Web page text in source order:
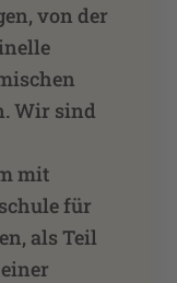
von der
Wir sind
mit
für
als Teil